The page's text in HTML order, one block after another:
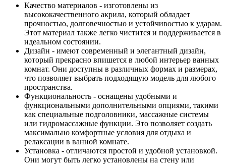
Качество материалов - изготовлены из
высококачественного акрила, который обладает
прочностью, долговечностью и устойчивостью к ударам.
Этот материал также легко чистится и поддерживается в
идеальном состоянии.
Дизайн - имеют современный и элегантный дизайн,
который прекрасно впишется в любой интерьер ванных
комнат. Они доступны в различных формах и размерах,
что позволяет выбрать подходящую модель для любого
пространства.
Функциональность - оснащены удобными и
функциональными дополнительными опциями, такими
как специальные подголовники, массажные системы
или гидромассажные функции. Это позволяет создать
максимально комфортные условия для отдыха и
релаксации в ванной комнате.
Установка - отличаются простой и удобной установкой.
Они могут быть легко установлены на стену или